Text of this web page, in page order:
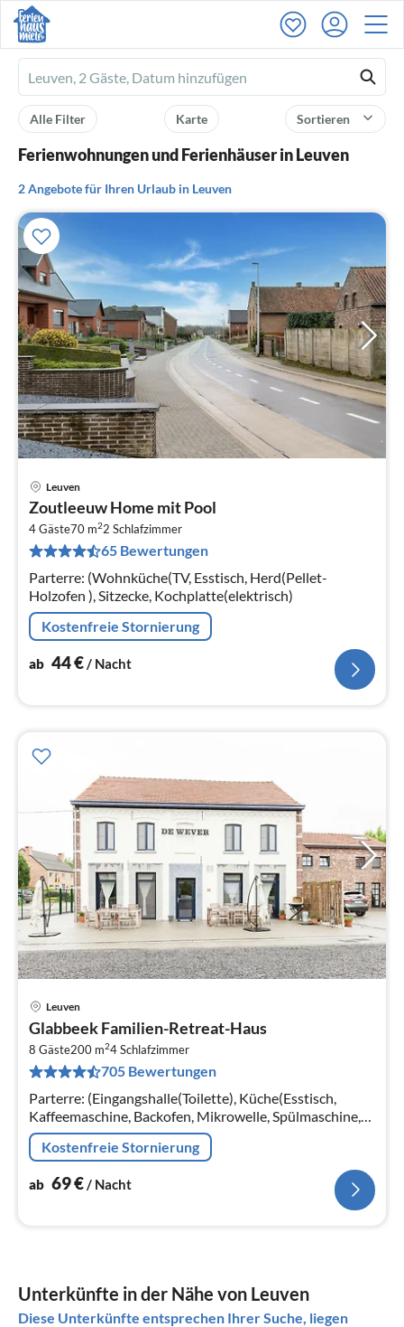
Ferienhausmiete
logo
Sortieren
Karte
Alle Filter
Ferienwohnungen und Ferienhäuser in Leuven
2 Angebote für Ihren Urlaub in Leuven
Leuven
Zoutleeuw Home mit Pool
4 Gäste70 m22 Schlafzimmer
65 Bewertungen
Parterre: (Wohnküche(TV, Esstisch, Herd(Pellet-
Holzofen ), Sitzecke, Kochplatte(elektrisch)
Kostenfreie Stornierung
ab 44€/ Nacht
Leuven
Glabbeek Familien-Retreat-Haus
8 Gäste200 m24Schlafzimmer
705 Bewertungen
Parterre: (Eingangshalle(Toilette), Küche(Esstisch,
Kaffeemaschine, Backofen, Mikrowelle, Spülmaschine,
Kühl-/Gefrierkombination),
Wohn/Esszimmer(TV(digital))
Kostenfreie Stornierung
ab 69€/ Nacht
Unterkünfte in der Nähe von Leuven
Diese Unterkünfte entsprechen Ihrer Suche, liegen